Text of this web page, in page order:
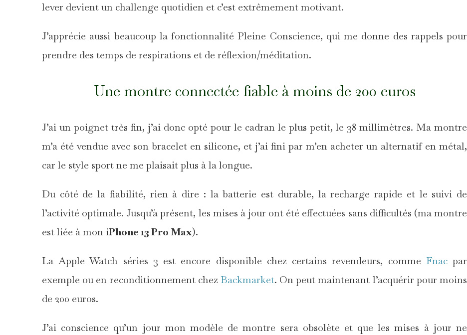
lever devient un challenge quotidien et c’est extrêmement motivant.
J’apprécie aussi beaucoup la fonctionnalité Pleine Conscience, qui me donne des rappels pour
prendre des temps de respirations et de réflexion/méditation.
Une montre connectée fiable à moins de 200 euros
J’ai un poignet très fin, j’ai donc opté pour le cadran le plus petit, le 38 millimètres. Ma montre
m’a été vendue avec son bracelet en silicone, et j’ai fini par m’en acheter un alternatif en métal,
car le style sport ne me plaisait plus à la longue.
Du côté de la fiabilité, rien à dire : la batterie est durable, la recharge rapide et le suivi de
l’activité optimale. Jusqu’à présent, les mises à jour ont été effectuées sans difficultés (ma montre
est liée à mon iPhone 13 Pro Max).
La Apple Watch séries 3 est encore disponible chez certains revendeurs, comme Fnacpar
exemple ou en reconditionnement chez Backmarket. On peut maintenant l’acquérir pour moins
de 200 euros.
J’ai conscience qu’un jour mon modèle de montre sera obsolète et que les mises à jour ne